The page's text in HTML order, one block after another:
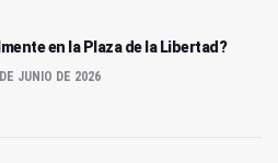
en la Plaza de la Libertad?
JUNIO DE 2026